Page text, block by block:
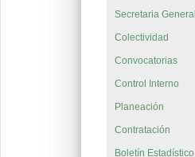
Secretaria General
Colectividad
Convocatorias
Control Interno
Planeación
Contratación
Boletín Estadístico